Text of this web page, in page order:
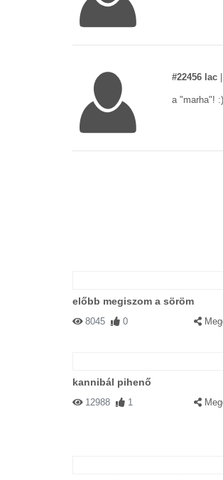
#22456 lac
a "marha"! :)
előbb megiszom a söröm
8045 0
kannibál pihenő
12988 1